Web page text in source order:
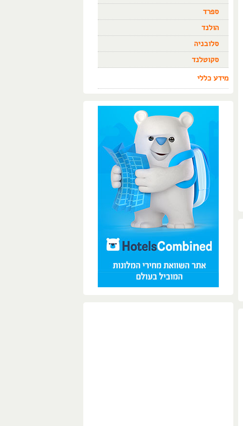
ספרד
הולנד
סלובניה
סקוטלנד
מידע כללי